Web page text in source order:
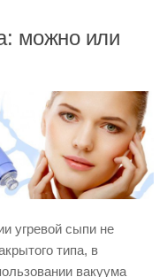
можно или
угревой сыпи не
типа, в
вакуума